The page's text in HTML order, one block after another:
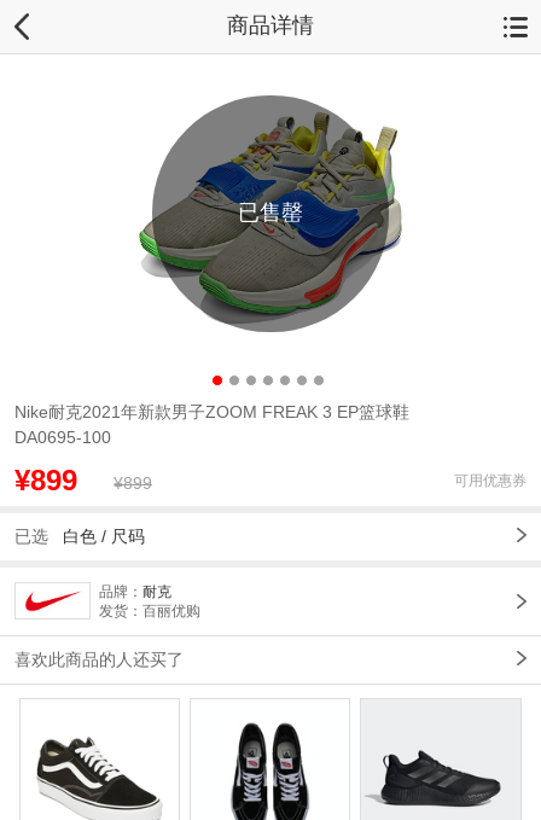
商品详情
已售罄
Nike耐克2021年新款男子ZOOM FREAK 3 EP篮球鞋
DA0695-100
¥899 ¥899 可用优惠券
已选 白色 / 尺码
品牌： 耐克
发货：百丽优购
喜欢此商品的人还买了